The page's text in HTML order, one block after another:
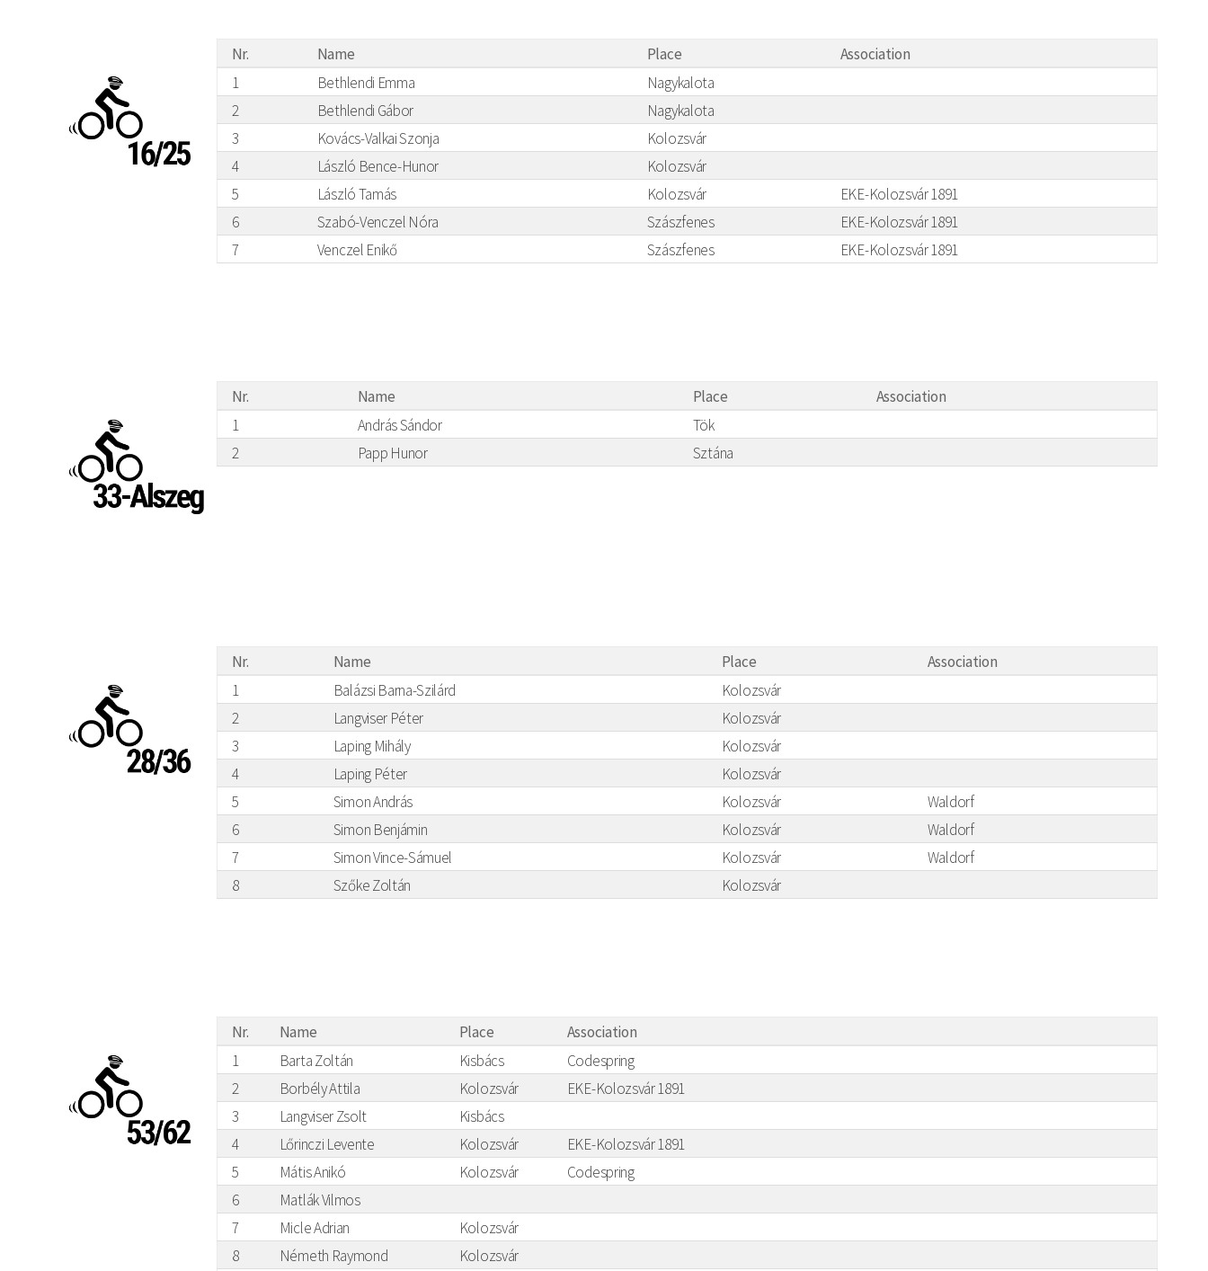
Nr. Name Place
Association
1
Bethlendi Emma
Nagykalota
2
Bethlendi Gábor
Nagykalota
3
Kovács-Valkai Szonja
Kolozsvár
4
László Bence-Hunor
Kolozsvár
5
László Tamás Kolozsvár
EKE-Kolozsvár 1891
6
Szabó-Venczel Nóra Szászfenes
EKE-Kolozsvár 1891
7
Venczel Enikő Szászfenes EKE-Kolozsvár 1891
Nr. Name Place
Association
1
András Sándor
Tök
2
Papp Hunor Sztána
Nr. Name Place
Association
1
Balázsi Barna-Szilárd
Kolozsvár
2
Langviser Péter
Kolozsvár
3
Laping Mihály
Kolozsvár
4
Laping Péter
Kolozsvár
5
Simon András Kolozsvár
Waldorf
6
Simon Benjámin Kolozsvár
Waldorf
7
Simon Vince-Sámuel Kolozsvár
Waldorf
8
Szőke Zoltán Kolozsvár
Nr. Name Place
Association
1
Barta Zoltán Kisbács
Codespring
2
Borbély Attila Kolozsvár
EKE-Kolozsvár 1891
3
Langviser Zsolt
Kisbács
4
Lőrinczi Levente Kolozsvár
EKE-Kolozsvár 1891
5
Mátis Anikó Kolozsvár
Codespring
6
Matlák Vilmos
7
Micle Adrian
Kolozsvár
8
Németh Raymond
Kolozsvár